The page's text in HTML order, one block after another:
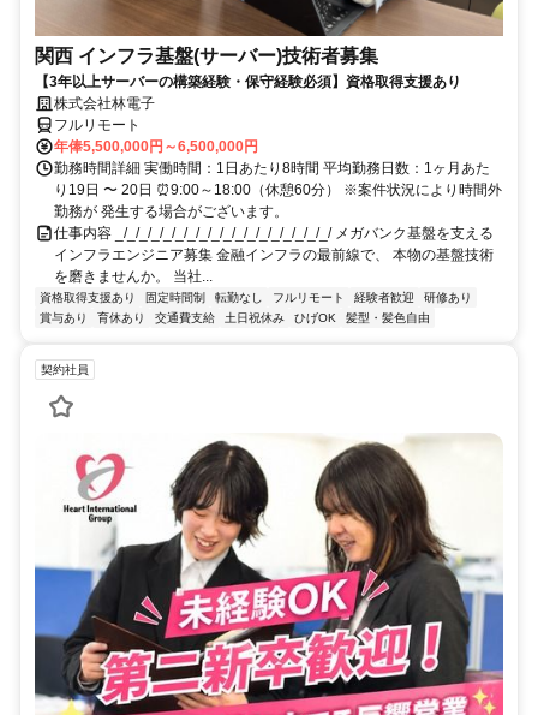
関西 インフラ基盤(サーバー)技術者募集
【3年以上サーバーの構築経験・保守経験必須】資格取得支援あり
株式会社林電子
フルリモート
年俸5,500,000円～6,500,000円
勤務時間詳細 実働時間：1日あたり8時間 平均勤務日数：1ヶ月あた
り19日 〜 20日 ⏰9:00～18:00（休憩60分） ※案件状況により時間外
勤務が 発生する場合がございます。
仕事内容 _/_/_/_/_/_/_/_/_/_/_/_/_/_/_/_/_/_/ メガバンク基盤を支える
インフラエンジニア募集 金融インフラの最前線で、 本物の基盤技術
を磨きませんか。 当社...
資格取得支援あり 固定時間制 転勤なし フルリモート 経験者歓迎
研修あり
賞与あり
育休あり 交通費支給 土日祝休み ひげOK 髪型・髪色自由
契約社員